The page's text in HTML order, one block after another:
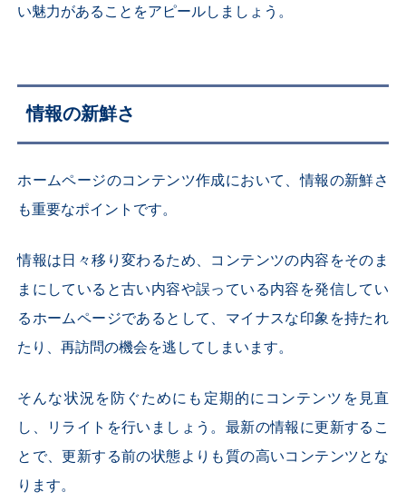
い魅力があることをアピールしましょう。
情報の新鮮さ
ホームページのコンテンツ作成において、情報の新鮮さ
も重要なポイントです。
情報は日々移り変わるため、コンテンツの内容をそのま
まにしていると古い内容や誤っている内容を発信してい
るホームページであるとして、マイナスな印象を持たれ
たり、再訪問の機会を逃してしまいます。
そんな状況を防ぐためにも定期的にコンテンツを見直
し、リライトを行いましょう。最新の情報に更新するこ
とで、更新する前の状態よりも質の高いコンテンツとな
ります。